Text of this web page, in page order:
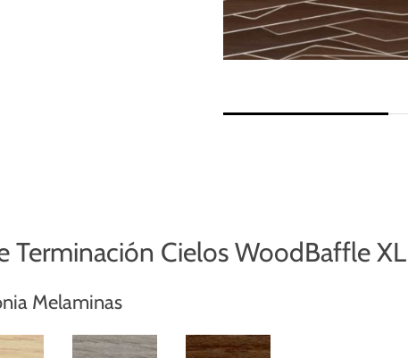
Terminación Cielos WoodBaffle
Melaminas